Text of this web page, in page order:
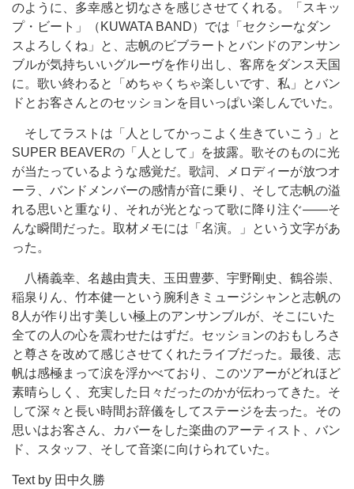
のように、多幸感と切なさを感じさせてくれる。「スキッ
プ・ビート」（KUWATA BAND）では「セクシーなダン
スよろしくね」と、志帆のビブラートとバンドのアンサン
ブルが気持ちいいグルーヴを作り出し、客席をダンス天国
に。歌い終わると「めちゃくちゃ楽しいです、私」とバン
ドとお客さんとのセッションを目いっぱい楽しんでいた。
そしてラストは「人としてかっこよく生きていこう」と
SUPER BEAVERの「人として」を披露。歌そのものに光
が当たっているような感覚だ。歌詞、メロディーが放つオ
ーラ、バンドメンバーの感情が音に乗り、そして志帆の溢
れる思いと重なり、それが光となって歌に降り注ぐ——そ
んな瞬間だった。取材メモには「名演。」という文字があ
った。
八橋義幸、名越由貴夫、玉田豊夢、宇野剛史、鶴谷崇、
稲泉りん、竹本健一という腕利きミュージシャンと志帆の
8人が作り出す美しい極上のアンサンブルが、そこにいた
全ての人の心を震わせたはずだ。セッションのおもしろさ
と尊さを改めて感じさせてくれたライブだった。最後、志
帆は感極まって涙を浮かべており、このツアーがどれほど
素晴らしく、充実した日々だったのかが伝わってきた。そ
して深々と長い時間お辞儀をしてステージを去った。その
思いはお客さん、カバーをした楽曲のアーティスト、バン
ド、スタッフ、そして音楽に向けられていた。
Text by 田中久勝